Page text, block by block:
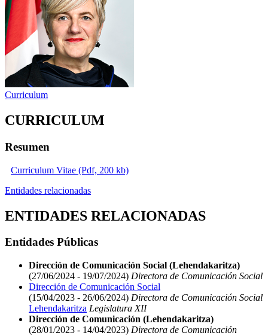
Curriculum
CURRICULUM
Resumen
Curriculum Vitae (Pdf, 200 kb)
Entidades relacionadas
ENTIDADES RELACIONADAS
Entidades Públicas
Dirección de Comunicación Social (Lehendakaritza)
(27/06/2024 - 19/07/2024) Directora de Comunicación Social
Dirección de Comunicación Social
(15/04/2023 - 26/06/2024) Directora de Comunicación Social
Lehendakaritza Legislatura XII
Dirección de Comunicación (Lehendakaritza)
(28/01/2023 - 14/04/2023) Directora de Comunicación